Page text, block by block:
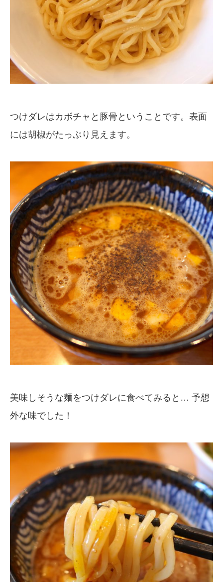
つけダレはカボチャと豚骨ということです。表面
には胡椒がたっぷり見えます。
美味しそうな麺をつけダレに食べてみると… 予想
外な味でした！